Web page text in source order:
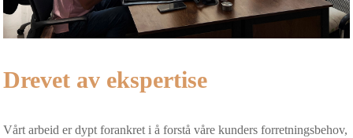
Drevet av ekspertise
Vårt arbeid er dypt forankret i å forstå våre kunders forretningsbehov,